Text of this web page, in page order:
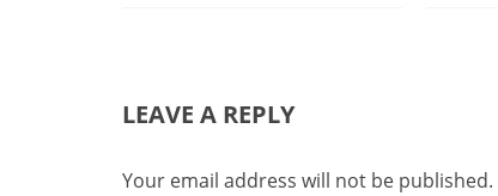
LEAVE A REPLY
Your email address will not be published.